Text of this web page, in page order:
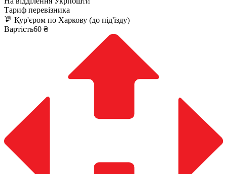
Тариф перевізника
Кур'єром по Харкову (до під'їзду)
Вартість60 ₴